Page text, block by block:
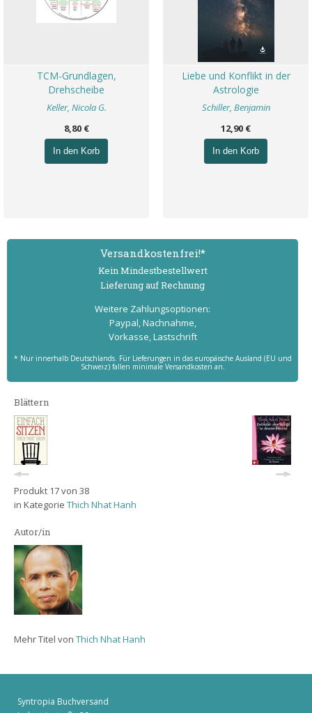
TCM-Grundlagen,
Drehscheibe
Keller, Nicola G.
8,80 €
In den Korb
Liebe und Konflikt in der
Astrologie
Schiller, Benjamin
12,90 €
In den Korb
Versand­kostenfrei!*
Kein Mindest­bestell­wert
Lieferung auf Rechnung
Weitere Zahlungs­optionen:
Paypal, Nachnahme,
Vorkasse, Lastschrift
* Nur innerhalb Deutschlands. Für Lieferungen in das europäische Ausland (EU und
Schweiz) fallen minimale Versandkosten an.
Blättern
Produkt 17 von 38
in Kategorie Thich Nhat Hanh
Autor/in
Mehr Titel von Thich Nhat Hanh
Syntropia Buchversand